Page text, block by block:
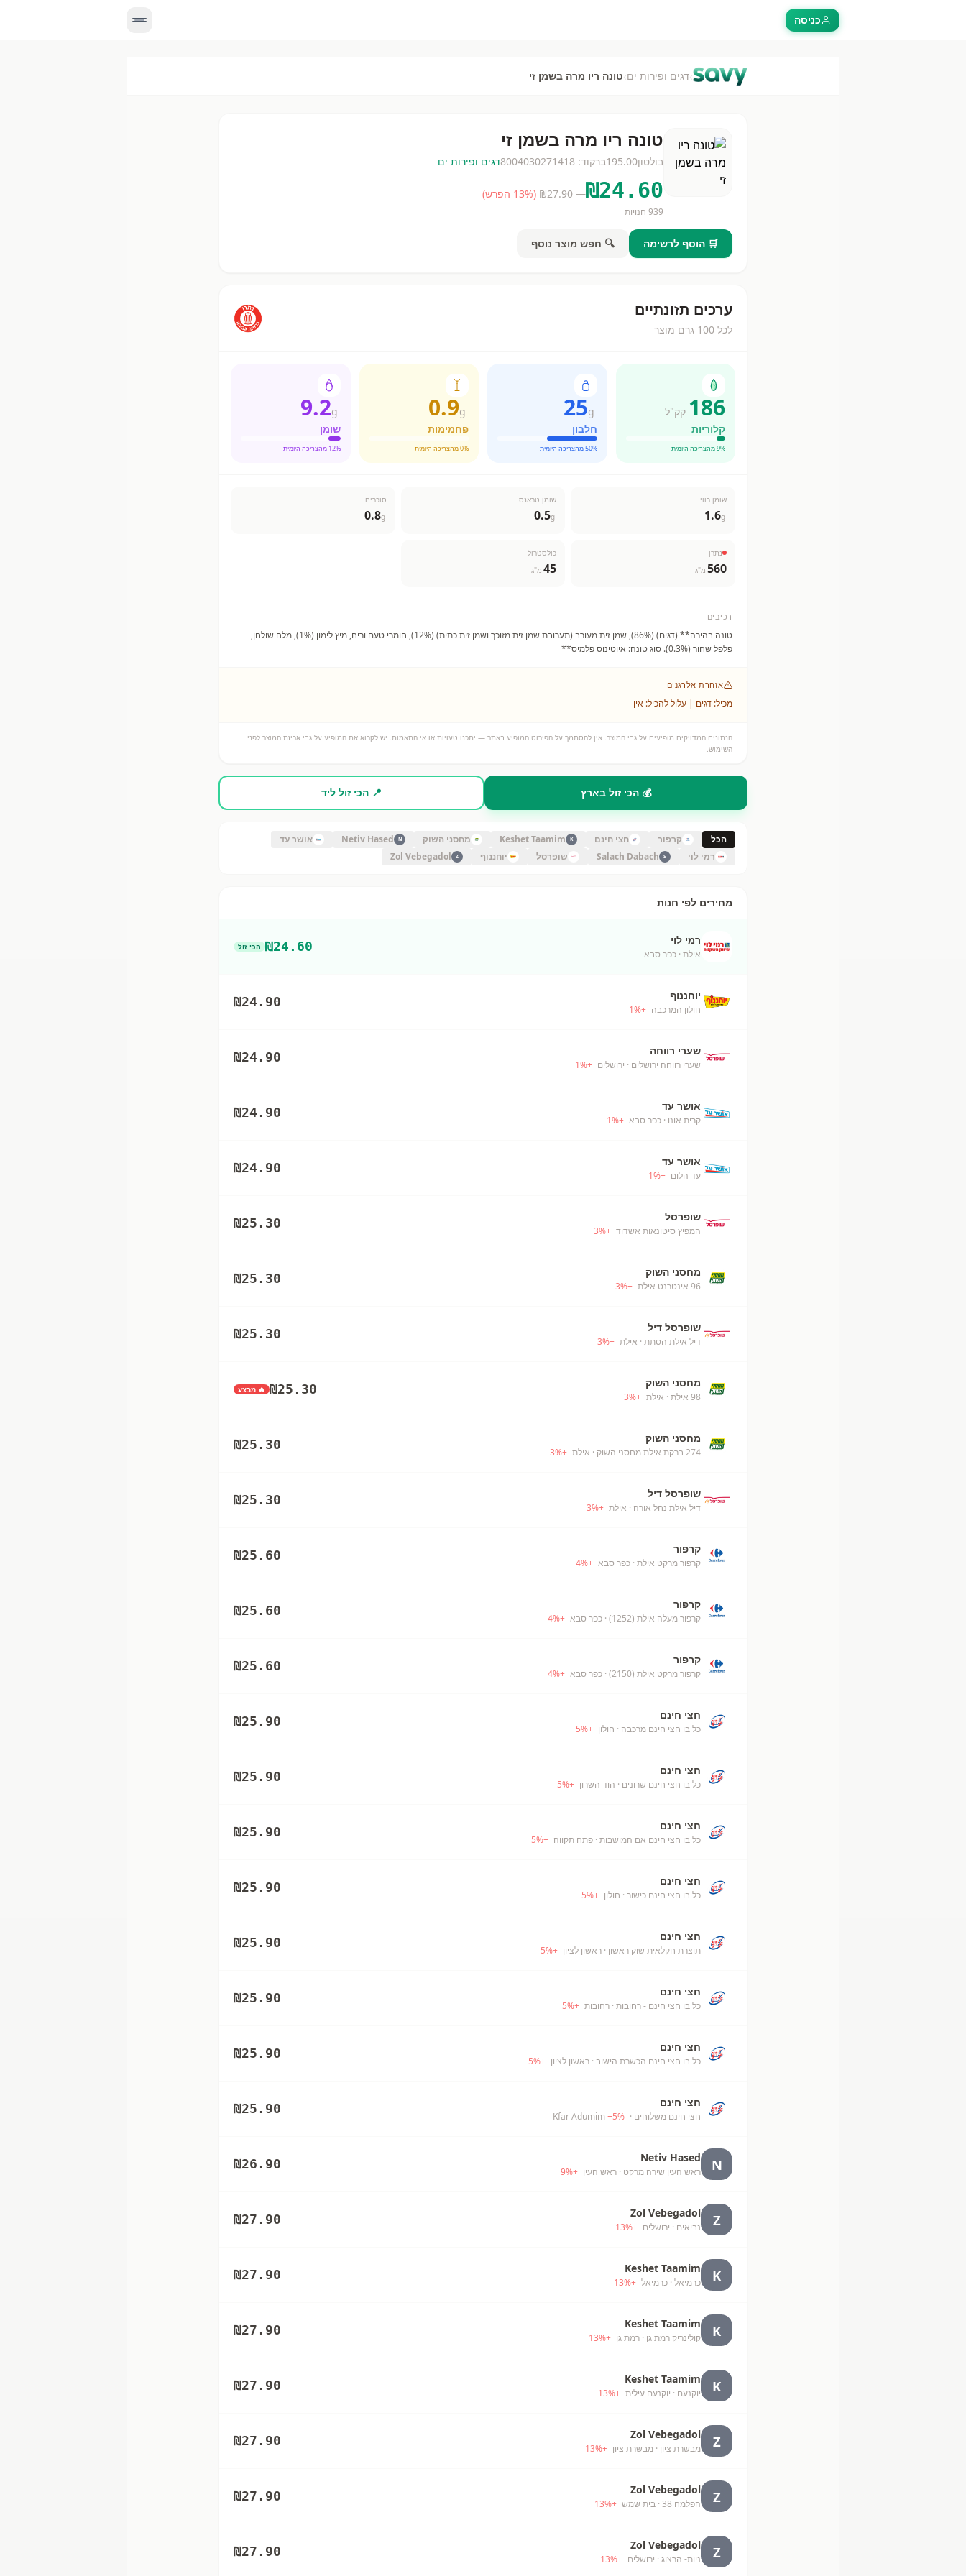
כניסה
›דגים ופירות ים›טונה ריו מרה בשמן זי
טונה ריו מרה בשמן זי
בולטון195.00ברקוד: 8004030271418דגים ופירות ים
₪24.60
— ₪
27.90
(
13% הפרש)
939 חנויות
🛒 הוסף לרשימה 🔍 חפש מוצר נוסף
ערכים תזונתיים
לכל 100 גרם מוצר
186 קק"ל
קלוריות
9% מהצריכה היומית
25g
חלבון
50% מהצריכה היומית
0.9g
פחמימות
0% מהצריכה היומית
9.2g
שומן
12% מהצריכה היומית
שומן רווי
1.6g
שומן טראנס
0.5g
סוכרים
0.8g
נתרן
560 מ"ג
כולסטרול
45 מ"ג
רכיבים
טונה בהירה** (דגים) (86%), שמן זית מעורב (תערובת שמן זית מזוכך ושמן זית כתית) (12%), חומרי טעם וריח, מיץ לימון (1%), מלח שולחן,
פלפל שחור (0.3%). סוג טונה: איוטינוס פלמיס**
אזהרת אלרגנים
מכיל: דגים | עלול להכיל: אין
הנתונים המדויקים מופיעים על גבי המוצר. אין להסתמך על הפירוט המופיע באתר — יתכנו טעויות או אי התאמות. יש לקרוא את המופיע על גבי אריזת המוצר לפני
השימוש.
💰 הכי זול בארץ 📍 הכי זול ליד
הכל קרפור חצי חינם K
Keshet Taamim מחסני השוק N
Netiv Hased
אושר עד
רמי לוי
S
Salach Dabach שופרסל יוחננוף Z
Zol Vebegadol
מחירים לפי חנות
רמי לוי
אילת · כפר סבא
₪24.60 הכי זול
יוחננוף
חולון המרכבה +
1%
₪24.90
שערי רווחה
שערי רווחה ירושלים · ירושלים +
1%
₪24.90
אושר עד
קרית אונו · כפר סבא +
1%
₪24.90
אושר עד
עד הלום +
1%
₪24.90
שופרסל
המפיץ סיטונאות אשדוד +
3%
₪25.30
מחסני השוק
96 אינטרנט אילת +
3%
₪25.30
שופרסל דיל
דיל אילת הסתת · אילת +
3%
₪25.30
מחסני השוק
98 אילת · אילת +
3%
₪25.30 🔥 מבצע
מחסני השוק
274 ברקת אילת מחסני השוק · אילת +
3%
₪25.30
שופרסל דיל
דיל אילת נחל אורה · אילת +
3%
₪25.30
קרפור
קרפור מרקט אילת · כפר סבא +
4%
₪25.60
קרפור
קרפור מעלה אילת (1252) · כפר סבא +
4%
₪25.60
קרפור
קרפור מרקט אילת (2150) · כפר סבא +
4%
₪25.60
חצי חינם
כל בו חצי חינם מרכבה · חולון +
5%
₪25.90
חצי חינם
כל בו חצי חינם שרונים · הוד השרון +
5%
₪25.90
חצי חינם
כל בו חצי חינם אם המושבות · פתח תקווה +
5%
₪25.90
חצי חינם
כל בו חצי חינם כישור · חולון +
5%
₪25.90
חצי חינם
תוצרת חקלאית שוק ראשון · ראשון לציון +
5%
₪25.90
חצי חינם
כל בו חצי חינם - רחובות · רחובות +
5%
₪25.90
חצי חינם
כל בו חצי חינם הכשרת הישוב · ראשון לציון +
5%
₪25.90
חצי חינם
חצי חינם משלוחים · Kfar Adumim
+5%
₪25.90
N
Netiv Hased
ראש העין שירה מרקט · ראש העין +
9%
₪26.90
Z
Zol Vebegadol
נביאים · ירושלים +
13%
₪27.90
K
Keshet Taamim
כרמיאל · כרמיאל +
13%
₪27.90
K
Keshet Taamim
קולינריק רמת גן · רמת גן +
13%
₪27.90
K
Keshet Taamim
יוקנעם · יוקנעם עילית +
13%
₪27.90
Z
Zol Vebegadol
מבשרת ציון · מבשרת ציון +
13%
₪27.90
Z
Zol Vebegadol
הפלמח 38 · בית שמש +
13%
₪27.90
Z
Zol Vebegadol
ניות- הרצוג · ירושלים +
13%
₪27.90